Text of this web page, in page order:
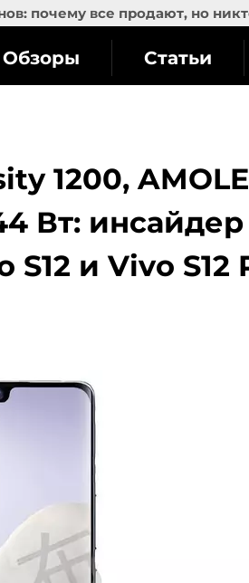
почему все продают, но
Обзоры Статьи
1200,
Вт: инсайдер
и Vivo S12